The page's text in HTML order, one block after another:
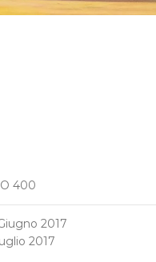
400
2017
2017